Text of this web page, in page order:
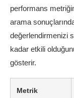
performans
arama
değerlendirmenizi
kadar etkili
gösterir.
Metrik